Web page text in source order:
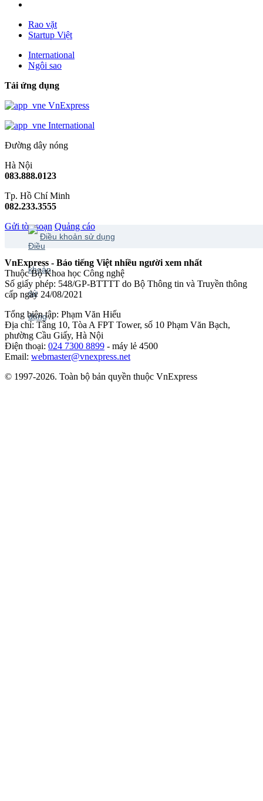
Rao vặt
Startup Việt
International
Ngôi sao
Tải ứng dụng
VnExpress
International
Đường dây nóng
Hà Nội
083.888.0123
Tp. Hồ Chí Minh
082.233.3555
Gửi tòa soạn Quảng cáo
Điều khoản sử dụng
VnExpress - Báo tiếng Việt nhiều người xem nhất
Thuộc Bộ Khoa học Công nghệ
Số giấy phép: 548/GP-BTTTT do Bộ Thông tin và Truyền thông
cấp ngày 24/08/2021
Tổng biên tập: Phạm Văn Hiếu
Địa chỉ: Tầng 10, Tòa A FPT Tower, số 10 Phạm Văn Bạch,
phường Cầu Giấy, Hà Nội
Điện thoại: 024 7300 8899 - máy lẻ 4500
Email: webmaster@vnexpress.net
© 1997-2026. Toàn bộ bản quyền thuộc VnExpress